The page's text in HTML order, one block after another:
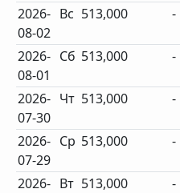
2026-
08-02
Вс 513,000 -
2026-
08-01
Сб 513,000 -
2026-
07-30
Чт 513,000 -
2026-
07-29
Ср 513,000 -
2026- Вт 513,000 -